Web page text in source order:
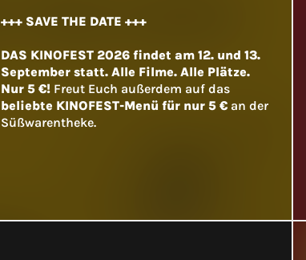
+++ SAVE THE DATE +++
DAS KINOFEST 2026 findet am 12. und 13.
September statt. Alle Filme. Alle Plätze.
Nur 5 €! Freut Euch außerdem auf das
beliebte KINOFEST-Menü für nur 5 € an der
Süßwarentheke.